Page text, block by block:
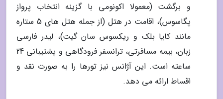
و برگشت (معمولا اکونومی با گزینه انتخاب پرواز
پگاسوس)، اقامت در هتل (از جمله هتل های 5 ستاره
مانند کایا بلک و ریکسوس سان گیت)، لیدر فارسی
زبان، بیمه مسافرتی، ترانسفر فرودگاهی و پشتیبانی 24
ساعته است. این آژانس نیز تورها را به صورت نقد و
اقساط ارائه می دهد.